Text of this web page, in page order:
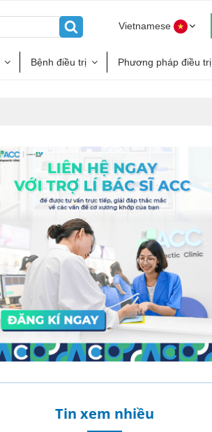
Vietnamese
Bệnh điều trị Phương pháp điều trị
Tin xem nhiều